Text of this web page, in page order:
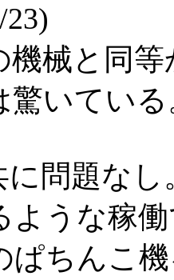
機械と同
驚いてい
に問題なし
ような稼
ぱちんこ